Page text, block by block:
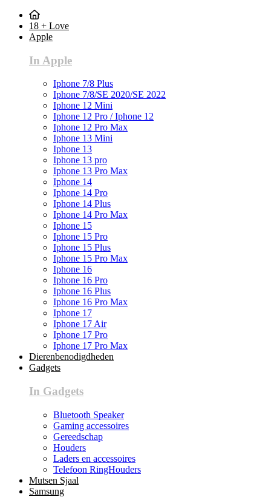
18 + Love
Apple
In Apple
Iphone 7/8 Plus
Iphone 7/8/SE 2020/SE 2022
Iphone 12 Mini
Iphone 12 Pro / Iphone 12
Iphone 12 Pro Max
Iphone 13 Mini
Iphone 13
Iphone 13 pro
Iphone 13 Pro Max
Iphone 14
Iphone 14 Pro
Iphone 14 Plus
Iphone 14 Pro Max
Iphone 15
Iphone 15 Pro
Iphone 15 Plus
Iphone 15 Pro Max
Iphone 16
Iphone 16 Pro
Iphone 16 Plus
Iphone 16 Pro Max
Iphone 17
Iphone 17 Air
Iphone 17 Pro
Iphone 17 Pro Max
Dierenbenodigdheden
Gadgets
In Gadgets
Bluetooth Speaker
Gaming accessoires
Gereedschap
Houders
Laders en accessoires
Telefoon RingHouders
Mutsen Sjaal
Samsung